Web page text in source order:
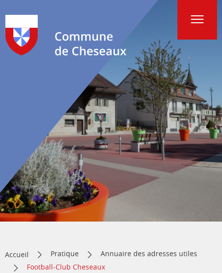
Accueil Pratique
Annuaire des adresses utiles
Football-Club Cheseaux